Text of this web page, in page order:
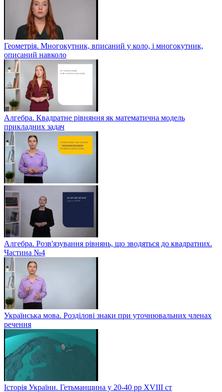
Геометрія. Многокутник, вписаний у коло, і многокутник,
описаний навколо
Алгебра. Квадратне рівняння як математична модель
прикладних задач
Алгебра. Розв'язування рівнянь, що зводяться до квадратних.
Частина №4
Українська мова. Розділові знаки при уточнювальних членах
речення
Історія України. Гетьманщина у 20-40 рр ХVIIІ ст